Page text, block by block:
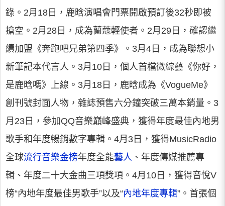
錄。2月18日，鹿晗演唱會門票開啟預訂後32秒即被
搶空。2月28日，成為蘭蔻輕使者。2月29日，確認繼
續加盟《奔跑吧兄弟第四季》。3月4日，成為聯想小
新筆記本代言人。3月10日，個人首檔微綜藝《你好，
是鹿晗嗎》上線。3月18日，鹿晗成為《VogueMe》
創刊號封面人物，雜誌預售六分鐘突破三萬本銷量。3
月23日，參加QQ音樂巔峰盛典，獲得年度最佳內地男
歌手和年度暢銷數字專輯。4月3日，獲得MusicRadio
全球流行音樂金榜年度全能藝人 、年度傳媒推薦專
輯、年度二十大金曲三項獎項。4月10日，獲得音悅V
榜“內地年度最佳男歌手”以及“內地年度專輯”。首張個